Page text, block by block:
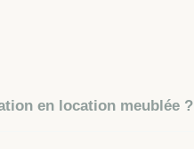
en location meublée ?